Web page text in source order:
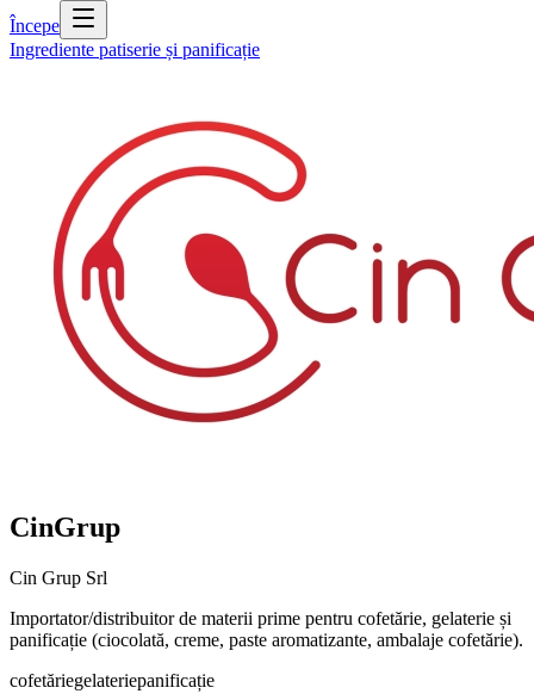
Începe
Ingrediente patiserie și panificație
CinGrup
Cin Grup Srl
Importator/distribuitor de materii prime pentru cofetărie, gelaterie și
panificație (ciocolată, creme, paste aromatizante, ambalaje cofetărie).
cofetăriegelateriepanificație